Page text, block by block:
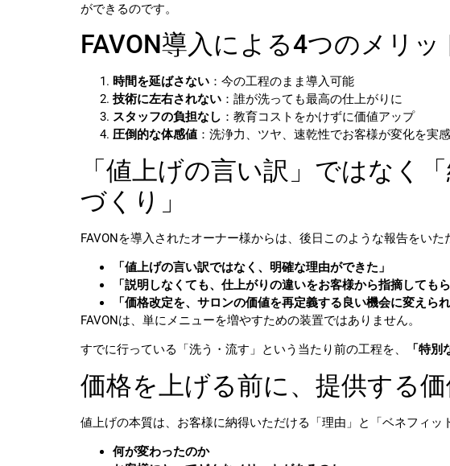
ができるのです。
FAVON導入による4つのメリッ
時間を延ばさない ：今の工程のまま導入可能
技術に左右されない ：誰が洗っても最高の仕上がりに
スタッフの負担なし ：教育コストをかけずに価値アップ
圧倒的な体感値 ：洗浄力、ツヤ、速乾性でお客様が変化を実感
「値上げの言い訳」ではなく
づくり」
FAVONを導入されたオーナー様からは、後日このような報告をいた
「値上げの言い訳ではなく、明確な理由ができた」
「説明しなくても、仕上がりの違いをお客様から指摘してもら
「価格改定を、サロンの価値を再定義する良い機会に変えられ
FAVONは、単にメニューを増やすための装置ではありません。
すでに行っている「洗う・流す」という当たり前の工程を、 「特
価格を上げる前に、提供する
値上げの本質は、お客様に納得いただける「理由」と「ベネフィッ
何が変わったのか